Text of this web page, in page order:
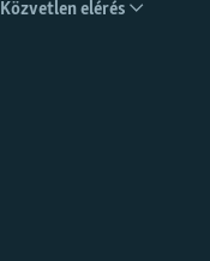
Közvetlen elérés